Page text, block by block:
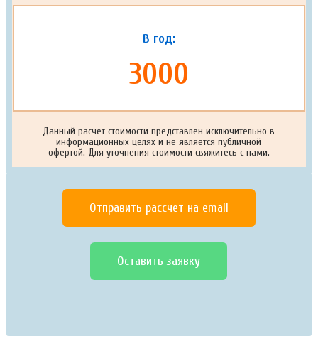
В год:
3000
Данный расчет стоимости представлен исключительно в
информационных целях и не является публичной
офертой. Для уточнения стоимости свяжитесь с нами.
Отправить рассчет на email
Оставить заявку